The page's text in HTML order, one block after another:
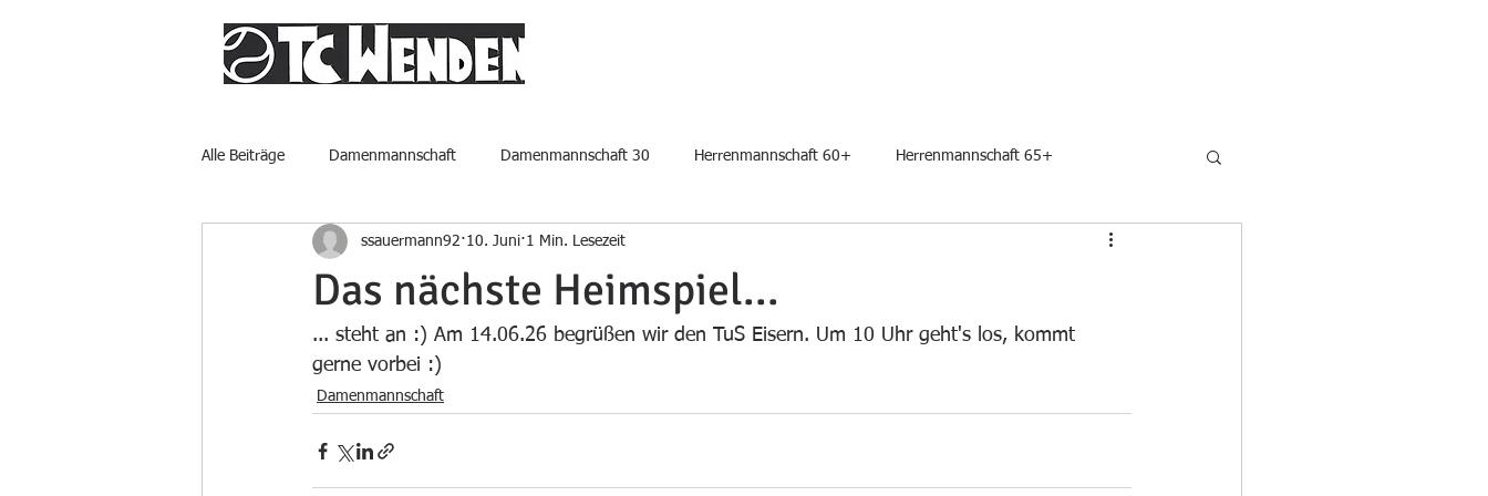
Alle Beiträge Damenmannschaft Damenmannschaft 30 Herrenmannschaft 60+ Herrenmannschaft 65+
Das nächste Heimspiel...
ssauermann92 10. Juni 1 Min. Lesezeit
... steht an :) Am 14.06.26 begrüßen wir den TuS Eisern. Um 10 Uhr geht's los, kommt
gerne vorbei :)
Damenmannschaft